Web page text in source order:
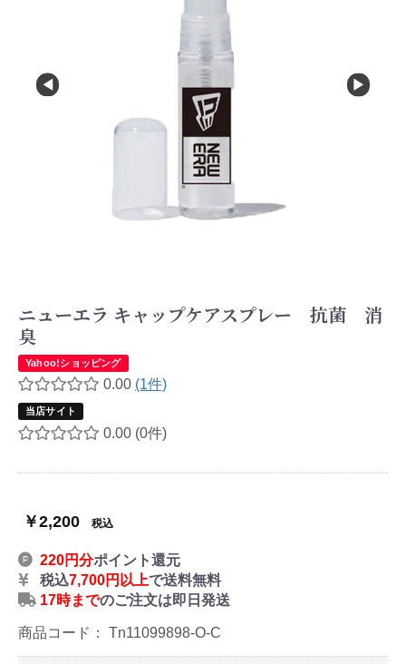
ニューエラ キャップケアスプレー 抗菌 消
臭
Yahoo!ショッピング
0.00 (1件)
当店サイト
0.00 (0件)
￥2,200 税込
220円分ポイント還元
税込7,700円以上で送料無料
17時までのご注文は即日発送
商品コード： Tn11099898-O-C